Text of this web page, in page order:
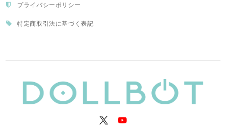
プライバシーポリシー
特定商取引法に基づく表記